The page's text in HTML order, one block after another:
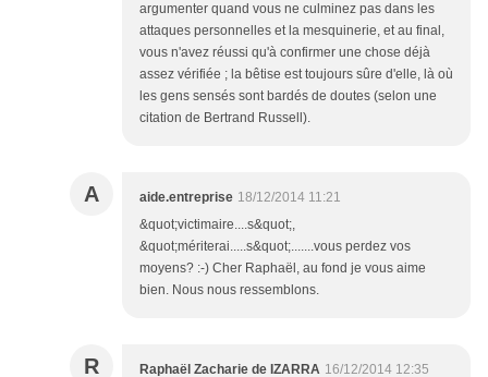
argumenter quand vous ne culminez pas dans les
attaques personnelles et la mesquinerie, et au final,
vous n'avez réussi qu'à confirmer une chose déjà
assez vérifiée ; la bêtise est toujours sûre d'elle, là où
les gens sensés sont bardés de doutes (selon une
citation de Bertrand Russell).
A aide.entreprise 18/12/2014 11:21
&quot;victimaire....s&quot;,
&quot;mériterai.....s&quot;.......vous perdez vos
moyens? :-) Cher Raphaël, au fond je vous aime
bien. Nous nous ressemblons.
R Raphaël Zacharie de IZARRA 16/12/2014 12:35